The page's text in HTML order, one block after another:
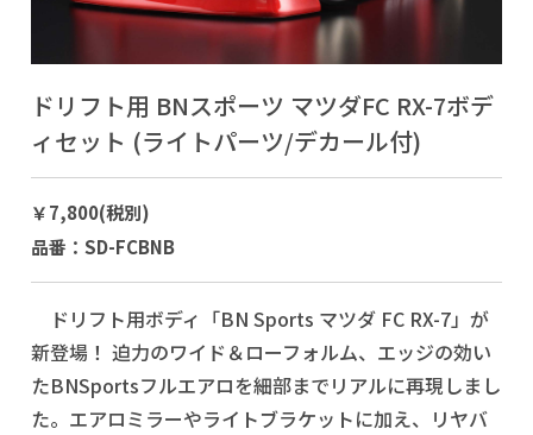
ドリフト用 BNスポーツ マツダFC RX-7ボデ
ィセット (ライトパーツ/デカール付)
￥7,800(税別)
品番：SD-FCBNB
ドリフト用ボディ「BN Sports マツダ FC RX-7」が
新登場！ 迫力のワイド＆ローフォルム、エッジの効い
たBNSportsフルエアロを細部までリアルに再現しまし
た。エアロミラーやライトブラケットに加え、リヤバ